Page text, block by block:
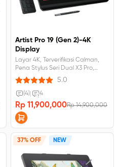
Artist Pro 19 (Gen 2)-4K
Display
Layar 4K, Terverifikasi Calman,
Pena Stylus Seri Dual X3 Pro,
Tingkat Tekanan 16K
5.0
(4) 4
Rp 11,900,000Rp 14,900,000
37% OFF NEW